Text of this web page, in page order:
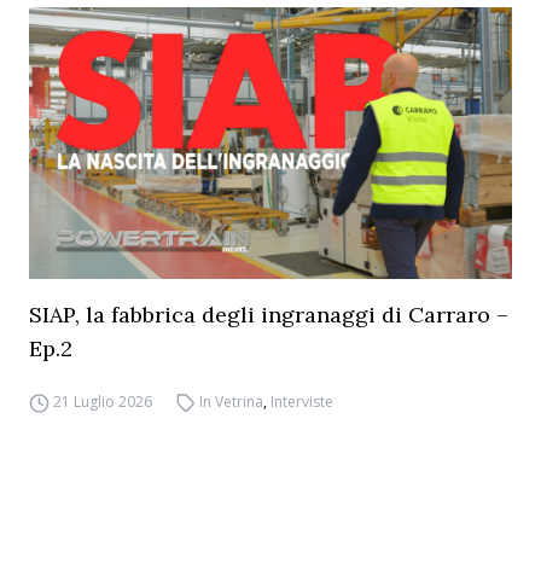
SIAP, la fabbrica degli ingranaggi di Carraro –
Ep.2
21 Luglio 2026 In Vetrina, Interviste